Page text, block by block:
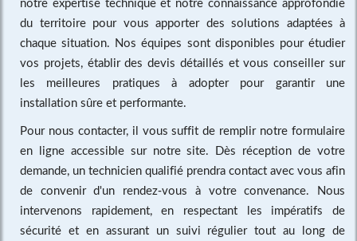
du territoire pour vous apporter des solutions adaptées à
chaque situation. Nos équipes sont disponibles pour étudier
vos projets, établir des devis détaillés et vous conseiller sur
les meilleures pratiques à adopter pour garantir une
installation sûre et performante.
Pour nous contacter, il vous suffit de remplir notre formulaire
en ligne accessible sur notre site. Dès réception de votre
demande, un technicien qualifié prendra contact avec vous afin
de convenir d'un rendez-vous à votre convenance. Nous
intervenons rapidement, en respectant les impératifs de
sécurité et en assurant un suivi régulier tout au long de